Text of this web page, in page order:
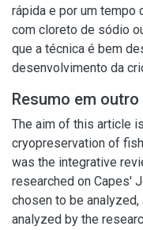
rápida e por um tempo
com cloreto de sódio
que a técnica é bem
desenvolvimento da
Resumo em
The aim of this article
cryopreservation of
was the integrative
researched on Capes'
chosen to be
analyzed by the